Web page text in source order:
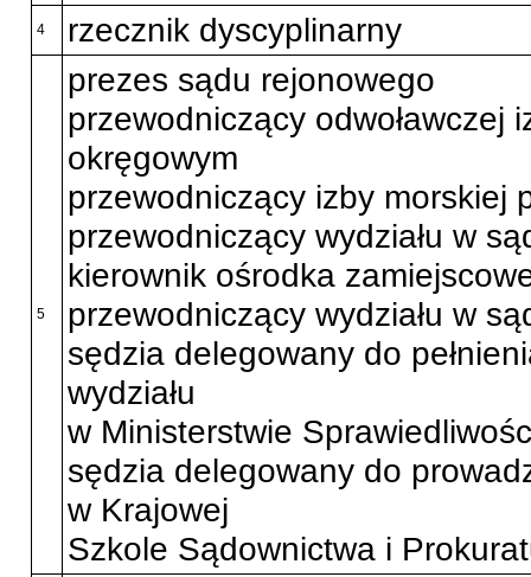
4 rzecznik dyscyplinarny
5
prezes sądu rejonowego
przewodniczący odwoławczej
okręgowym
przewodniczący izby morskiej
przewodniczący wydziału w
kierownik ośrodka
przewodniczący wydziału w
sędzia delegowany do
wydziału
w Ministerstwie
sędzia delegowany do
w Krajowej
Szkole Sądownictwa i